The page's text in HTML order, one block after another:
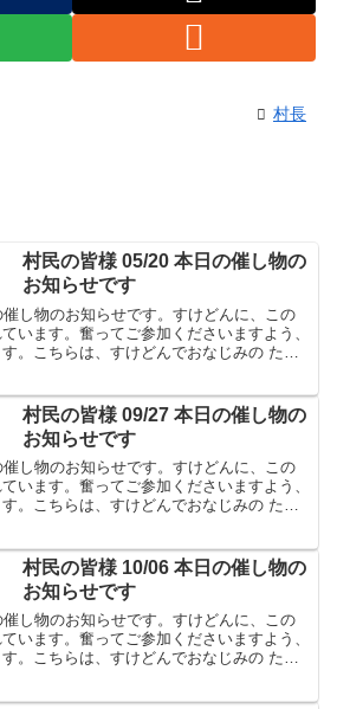
村長
村民の皆様 05/20 本日の催し物の
お知らせです
し物のお知らせです。すけどんに、この
います。奮ってご参加くださいますよう、
。こちらは、すけどんでおなじみの たま
村民の皆様 09/27 本日の催し物の
お知らせです
し物のお知らせです。すけどんに、この
います。奮ってご参加くださいますよう、
。こちらは、すけどんでおなじみの たま
村民の皆様 10/06 本日の催し物の
お知らせです
し物のお知らせです。すけどんに、この
います。奮ってご参加くださいますよう、
。こちらは、すけどんでおなじみの たま